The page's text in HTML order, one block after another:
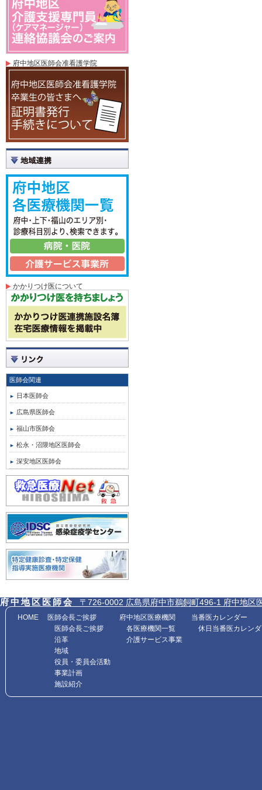
府中地区医師会准看護学院
かかりつけ医について
医師会関連
日本医師会
広島県医師会
福山市医師会
松永・沼隈地区医師会
深安地区医師会
府中地区医師会 〒726-0002 広島県府中市鵜飼町496-1 府中地
HOME
医師会長ご挨拶
医師会長ご挨拶
沿革
地域
役員・委員会活動
事業計画
施設紹介
府中地区医療機関
各医療機関一覧
介護サービス事業
当番医カレンダー
休日当番医カレン